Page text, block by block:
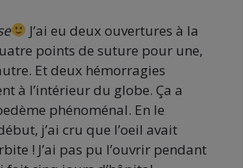
J’ai eu deux ouvertures à la
points de suture pour une,
Et deux hémorragies
à l’intérieur du globe. Ça a
phénoménal. En le
j’ai cru que l’oeil avait
! J’ai pas pu l’ouvrir pendant